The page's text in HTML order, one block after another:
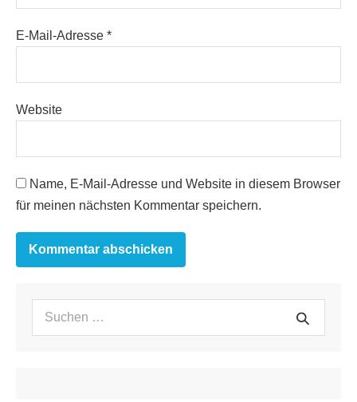
E-Mail-Adresse *
Website
Name, E-Mail-Adresse und Website in diesem Browser
für meinen nächsten Kommentar speichern.
Suchen
Suche